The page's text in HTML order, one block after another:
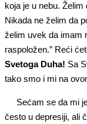
koja je u nebu.
Nikada ne želim da
želim uvek da imam
raspoložen.” Reći
Svetoga Duha! Sa
tako smo i mi na
Sećam se da mi
često u depresiji, ali